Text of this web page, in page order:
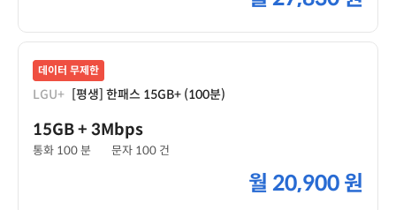
데이터 무제한
LGU+ [평생] 한패스 15GB+ (100분)
15GB+ 3Mbps
통화 100 분 문자 100 건
월 20,900 원